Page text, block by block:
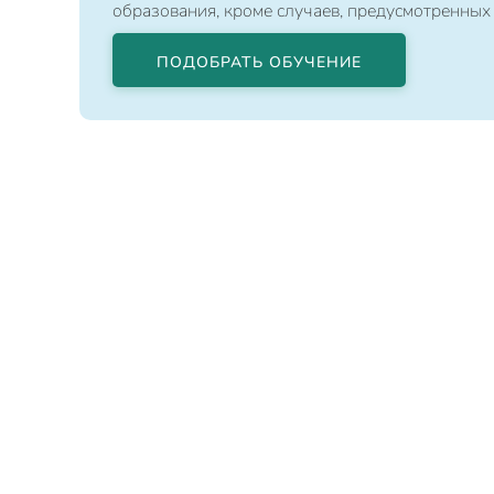
образования, кроме случаев,
ПОДОБРАТЬ ОБУЧЕНИЕ